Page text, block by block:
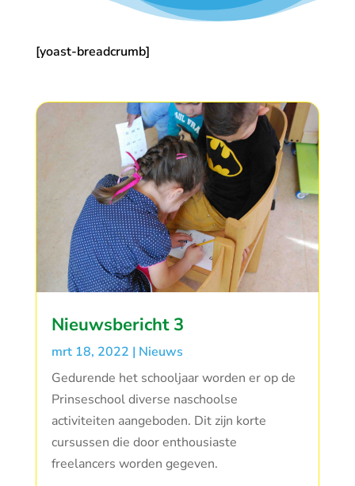
[yoast-breadcrumb]
Nieuwsbericht 3
mrt 18, 2022 | Nieuws
Gedurende het schooljaar worden er op de
Prinseschool diverse naschoolse
activiteiten aangeboden. Dit zijn korte
cursussen die door enthousiaste
freelancers worden gegeven.